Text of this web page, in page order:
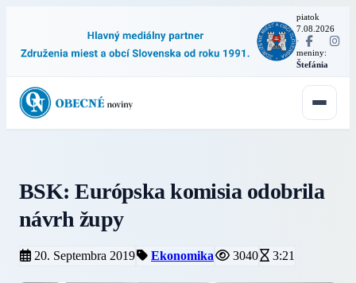
piatok
7.08.2026
·
meniny:
Štefánia
BSK: Európska komisia odobrila
návrh župy
20. Septembra 2019 Ekonomika 3040 3:21